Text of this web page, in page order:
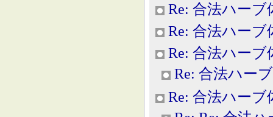
Re: 合法ハーブ
Re: 合法ハーブ
Re: 合法ハーブ
Re: 合法ハー
Re: 合法ハーブ